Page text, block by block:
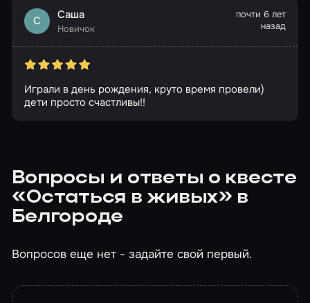
С Саша
Новичок
почти 6 лет
назад
Играли в день рождения, круто время провели)
дети просто счастливы!!
Вопросы и ответы о квесте
«Остаться в живых» в
Белгороде
Вопросов еще нет - задайте свой первый.